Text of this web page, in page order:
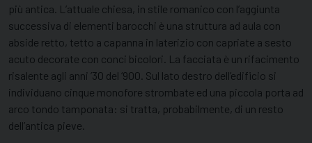
più antica. L’attuale chiesa, in stile romanico con l’aggiunta
successiva di elementi barocchi è una struttura ad aula con
abside retto, tetto a capanna in laterizio con capriate a sesto
acuto decorate con conci bicolori. La facciata è un rifacimento
risalente agli anni ’30 del ‘900. Sul lato destro dell’edificio si
individuano cinque monofore strombate ed una piccola porta ad
arco tondo tamponata: si tratta, probabilmente, di un resto
dell’antica pieve.